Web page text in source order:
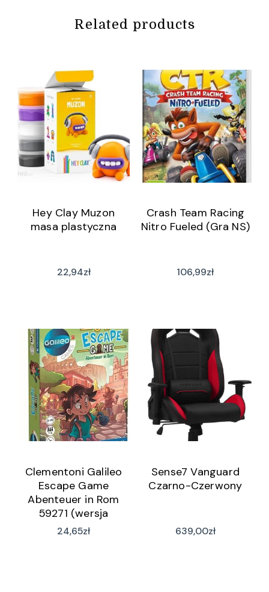
Related products
Hey Clay Muzon
masa plastyczna
22,94zł
Crash Team Racing
Nitro Fueled (Gra NS)
106,99zł
Clementoni Galileo
Escape Game
Abenteuer in Rom
59271 (wersja
niemiecka)
24,65zł
Sense7 Vanguard
Czarno-Czerwony
639,00zł